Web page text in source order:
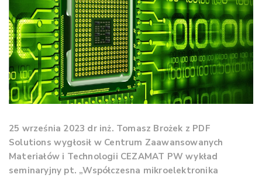
25 września 2023 dr inż. Tomasz Brożek z PDF
Solutions wygłosił w Centrum Zaawansowanych
Materiałów i Technologii CEZAMAT PW wykład
seminaryjny pt. „Współczesna mikroelektronika